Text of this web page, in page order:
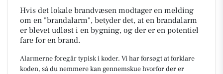
Hvis det lokale brandvæsen modtager en melding
om en "brandalarm", betyder det, at en brandalarm
er blevet udløst i en bygning, og der er en potentiel
fare for en brand.
Alarmerne foregår typisk i koder. Vi har forsøgt at forklare
koden, så du nemmere kan gennemskue hvorfor der er